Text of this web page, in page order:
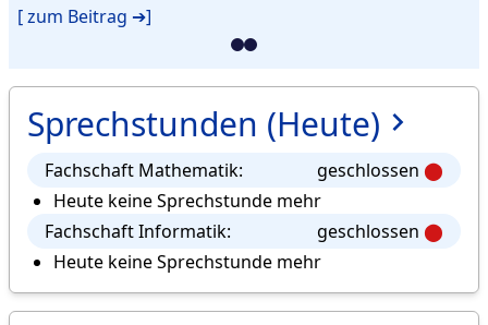
[ zum Beitrag ➔]
Sprechstunden (Heute)
Fachschaft Mathematik: geschlossen ⬤
Heute keine Sprechstunde mehr
Fachschaft Informatik:
geschlossen ⬤
Heute keine Sprechstunde mehr